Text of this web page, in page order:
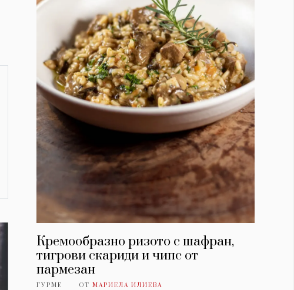
Кремообразно ризото с шафран,
тигрови скариди и чипс от
пармезан
ГУРМЕ ОТ МАРИЕЛА ИЛИЕВА